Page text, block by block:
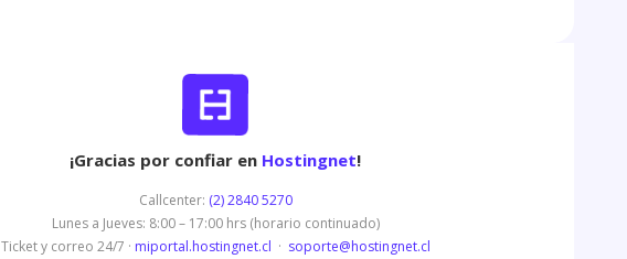
¡Gracias por confiar en Hostingnet!
Callcenter: (2) 2840 5270
Lunes a Jueves: 8:00 – 17:00 hrs (horario continuado)
Ticket y correo 24/7 · miportal.hostingnet.cl · soporte@hostingnet.cl